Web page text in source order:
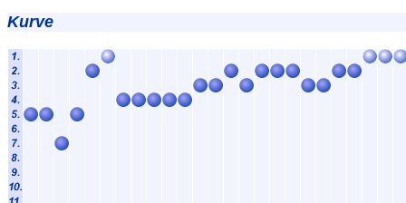
Kurve